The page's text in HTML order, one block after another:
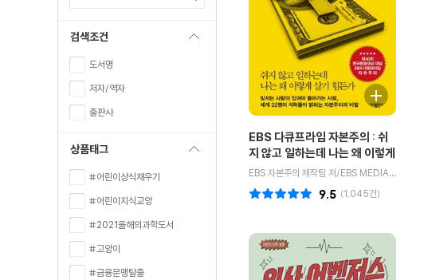
검색조건
도서명
저자/역자
출판사
상품태그
#어린이상식채우기
#어린이지식교양
#2021올해의과학도서
#고양이
#금융문맹탈출
EBS 다큐프라임 자본주의 : 쉬
지 않고 일하는데 나는 왜 이렇게
살기 힘든가
EBS 자본주의 제작팀 저/EBS MEDIA 기획
(1,045건)
9.5